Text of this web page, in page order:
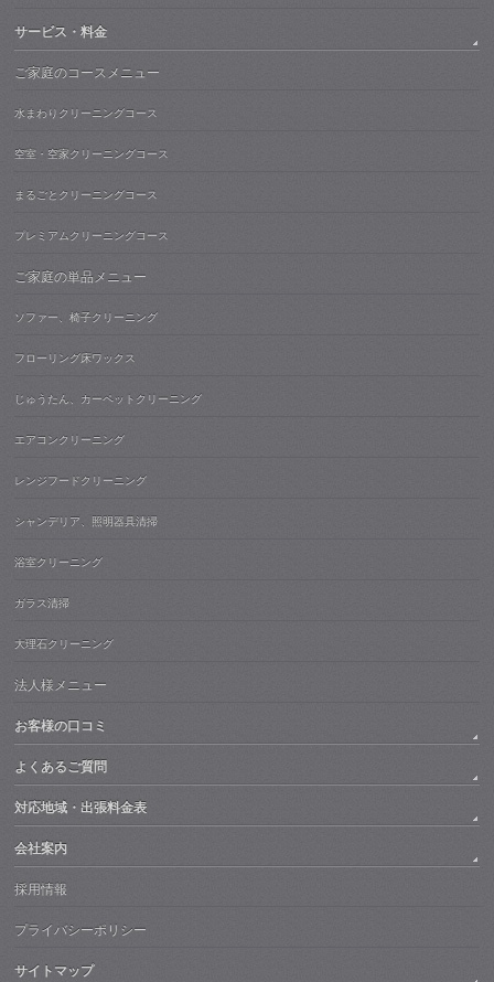
サービス・料金
ご家庭のコースメニュー
水まわりクリーニングコース
空室・空家クリーニングコース
まるごとクリーニングコース
プレミアムクリーニングコース
ご家庭の単品メニュー
ソファー、椅子クリーニング
フローリング床ワックス
じゅうたん、カーペットクリーニング
エアコンクリーニング
レンジフードクリーニング
シャンデリア、照明器具清掃
浴室クリーニング
ガラス清掃
大理石クリーニング
法人様メニュー
お客様の口コミ
よくあるご質問
対応地域・出張料金表
会社案内
採用情報
プライバシーポリシー
サイトマップ